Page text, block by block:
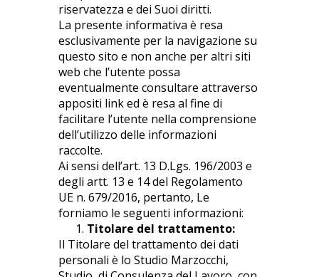
riservatezza e dei Suoi diritti.
La presente informativa è resa
esclusivamente per la navigazione su
questo sito e non anche per altri siti
web che l’utente possa
eventualmente consultare attraverso
appositi link ed è resa al fine di
facilitare l’utente nella comprensione
dell’utilizzo delle informazioni
raccolte.
Ai sensi dell’art. 13 D.Lgs. 196/2003 e
degli artt. 13 e 14 del Regolamento
UE n. 679/2016, pertanto, Le
forniamo le seguenti informazioni:
Titolare del trattamento:
Il Titolare del trattamento dei dati
personali è lo Studio Marzocchi,